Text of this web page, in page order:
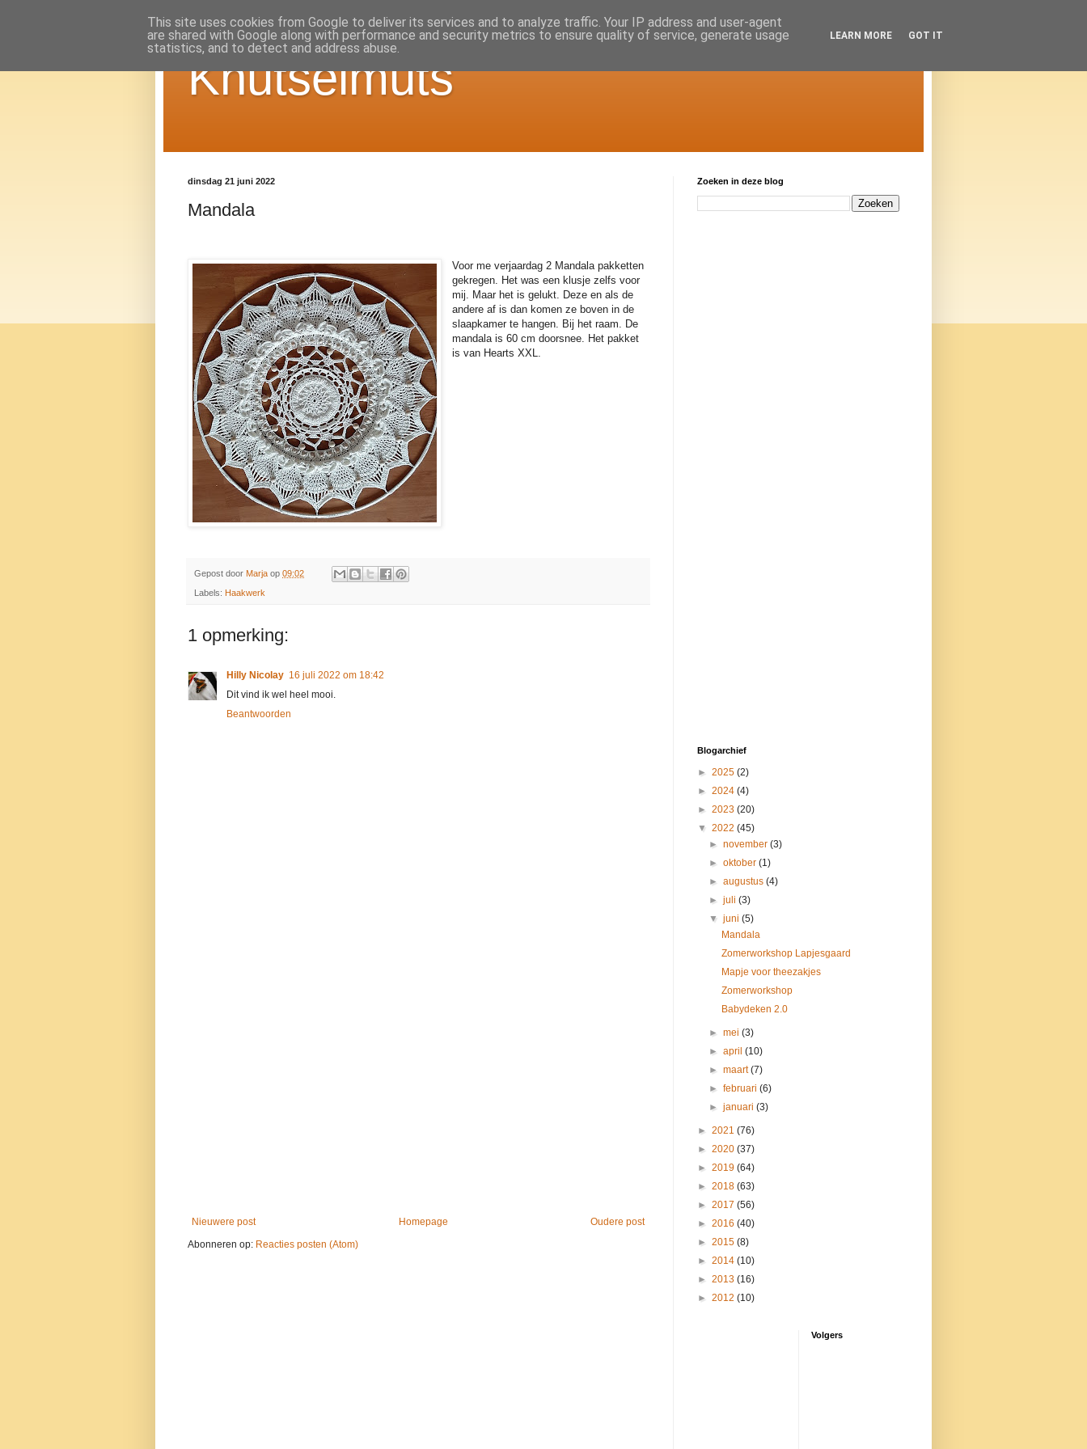
Knutselmuts
dinsdag 21 juni 2022
Mandala
Voor me verjaardag 2 Mandala pakketten
gekregen. Het was een klusje zelfs voor
mij. Maar het is gelukt. Deze en als de
andere af is dan komen ze boven in de
slaapkamer te hangen. Bij het raam. De
mandala is 60 cm doorsnee. Het pakket
is van Hearts XXL.
Gepost door Marja op 09:02
Labels: Haakwerk
1 opmerking:
Hilly Nicolay 16 juli 2022 om 18:42
Dit vind ik wel heel mooi.
Beantwoorden
Nieuwere post Oudere post
Homepage
Abonneren op: Reacties posten (Atom)
Zoeken in deze blog
Blogarchief
► 2025 (2)
► 2024 (4)
► 2023 (20)
▼ 2022 (45)
►november(3)
►oktober(1)
►augustus(4)
►juli(3)
▼juni(5)
Mandala
Zomerworkshop Lapjesgaard
Mapje voor theezakjes
Zomerworkshop
Babydeken 2.0
►mei(3)
►april(10)
►maart(7)
►februari(6)
►januari(3)
► 2021 (76)
► 2020 (37)
► 2019 (64)
► 2018 (63)
► 2017 (56)
► 2016 (40)
► 2015 (8)
► 2014 (10)
► 2013 (16)
► 2012 (10)
Volgers
This site uses cookies from Google to deliver its services and to analyze traffic. Your IP address and user-agent
are shared with Google along with performance and security metrics to ensure quality of service, generate usage
statistics, and to detect and address abuse.
LEARN MORE GOT IT